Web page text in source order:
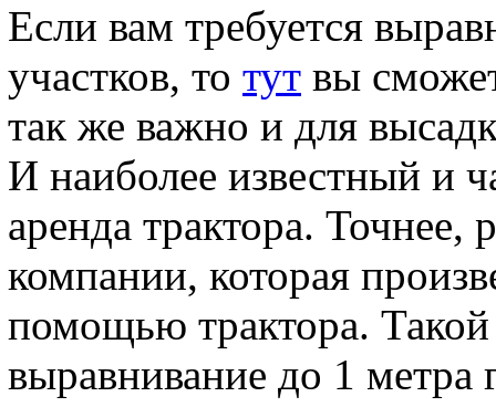
Если вам требуется
участков, то тут вы
так же важно и для
И наиболее известный и
аренда трактора. Точнее,
компании, которая
помощью трактора. Такой
выравнивание до 1 метра